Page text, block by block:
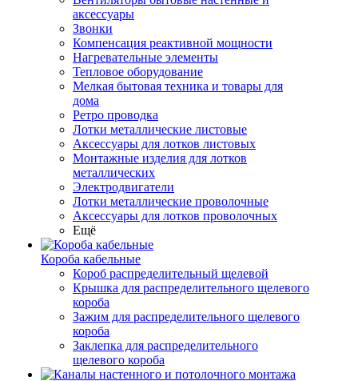
аксессуары
Звонки
Компенсация реактивной мощности
Нагревательные элементы
Тепловое оборудование
Мелкая бытовая техника и товары для
дома
Ретро проводка
Лотки металлические листовые
Аксессуары для лотков листовых
Монтажные изделия для лотков
металлических
Электродвигатели
Лотки металлические проволочные
Аксессуары для лотков проволочных
Ещё
Короба кабельные
Короб распределительный щелевой
Крышка для распределительного щелевого
короба
Зажим для распределительного щелевого
короба
Заклепка для распределительного
щелевого короба